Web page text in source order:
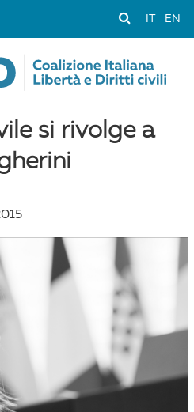
EN
si rivolge a